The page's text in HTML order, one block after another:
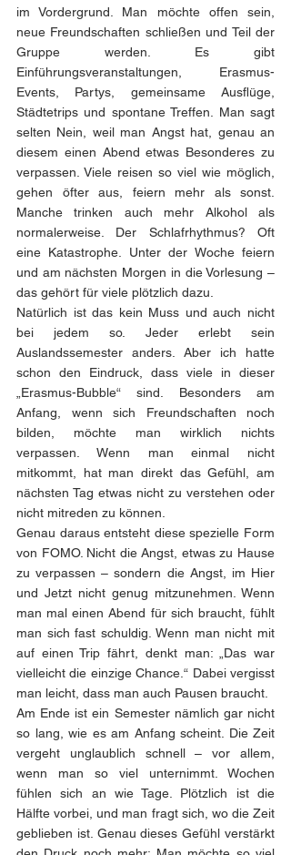
im Vordergrund. Man möchte offen sein,
neue Freundschaften schließen und Teil der
Gruppe werden. Es gibt
Einführungsveranstaltungen, Erasmus-
Events, Partys, gemeinsame Ausflüge,
Städtetrips und spontane Treffen. Man sagt
selten Nein, weil man Angst hat, genau an
diesem einen Abend etwas Besonderes zu
verpassen. Viele reisen so viel wie möglich,
gehen öfter aus, feiern mehr als sonst.
Manche trinken auch mehr Alkohol als
normalerweise. Der Schlafrhythmus? Oft
eine Katastrophe. Unter der Woche feiern
und am nächsten Morgen in die Vorlesung –
das gehört für viele plötzlich dazu.
Natürlich ist das kein Muss und auch nicht
bei jedem so. Jeder erlebt sein
Auslandssemester anders. Aber ich hatte
schon den Eindruck, dass viele in dieser
„Erasmus-Bubble“ sind. Besonders am
Anfang, wenn sich Freundschaften noch
bilden, möchte man wirklich nichts
verpassen. Wenn man einmal nicht
mitkommt, hat man direkt das Gefühl, am
nächsten Tag etwas nicht zu verstehen oder
nicht mitreden zu können.
Genau daraus entsteht diese spezielle Form
von FOMO. Nicht die Angst, etwas zu Hause
zu verpassen – sondern die Angst, im Hier
und Jetzt nicht genug mitzunehmen. Wenn
man mal einen Abend für sich braucht, fühlt
man sich fast schuldig. Wenn man nicht mit
auf einen Trip fährt, denkt man: „Das war
vielleicht die einzige Chance.“ Dabei vergisst
man leicht, dass man auch Pausen braucht.
Am Ende ist ein Semester nämlich gar nicht
so lang, wie es am Anfang scheint. Die Zeit
vergeht unglaublich schnell – vor allem,
wenn man so viel unternimmt. Wochen
fühlen sich an wie Tage. Plötzlich ist die
Hälfte vorbei, und man fragt sich, wo die Zeit
geblieben ist. Genau dieses Gefühl verstärkt